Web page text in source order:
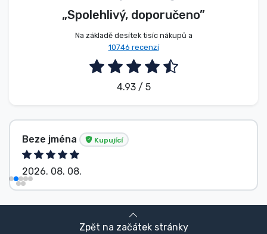
„Spolehlivý, doporučeno”
Na základě desítek tisíc nákupů a
10746 recenzí
4.93 / 5
Beze jména Kupující
2026. 08. 08.
Zpět na začátek stránky